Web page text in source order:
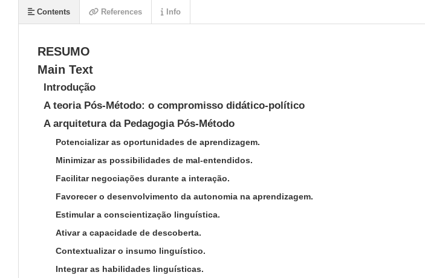
RESUMO
Main Text
Introdução
A teoria Pós-Método: o compromisso didático-político
A arquitetura da Pedagogia Pós-Método
Potencializar as oportunidades de aprendizagem.
Minimizar as possibilidades de mal-entendidos.
Facilitar negociações durante a interação.
Favorecer o desenvolvimento da autonomia na aprendizagem.
Estimular a conscientização linguística.
Ativar a capacidade de descoberta.
Contextualizar o insumo linguístico.
Integrar as habilidades linguísticas.
Contents References Info